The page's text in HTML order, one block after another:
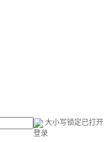
大小写锁定已打开
登录